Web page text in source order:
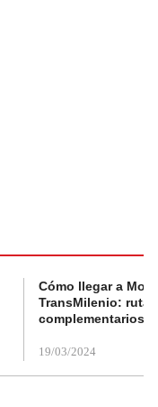
Cómo llegar a
TransMilenio:
complementarios
19/03/2024